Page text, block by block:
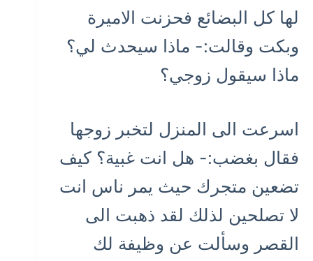
لها كل البضائع فحزنت الاميرة
وبكت وقالت:- ماذا سيحدث لي؟
ماذا سيقول زوجي؟
اسرعت الى المنزل لتخبر زوجها
فقال بغضب:- هل انت غبية؟ كيف
تضعين متجرك حيث يمر ناس انت
لا تصلحين لذلك لقد ذهبت الى
القصر وسألت عن وظيفة لك